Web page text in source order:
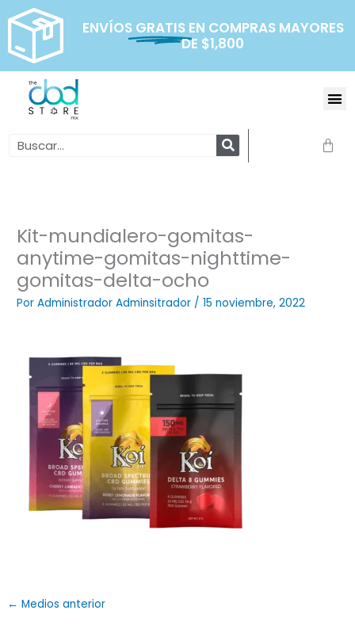
contenido
ENVÍOS GRATIS EN COMPRAS MAYORES
DE $1,800
Search
Kit-mundialero-gomitas-
anytime-gomitas-nighttime-
gomitas-delta-ocho
PorAdministrador Adminsitrador /15 noviembre, 2022
← Medios anterior